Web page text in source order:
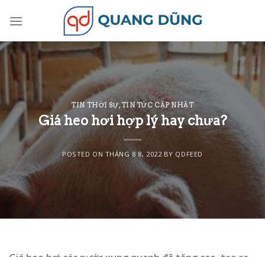
TIN THỜI SỰ,TIN TỨC CẬP NHẬT
Giá heo hơi hợp lý hay chưa?
POSTED ON THÁNG 8 8, 2022 BY QDFEED